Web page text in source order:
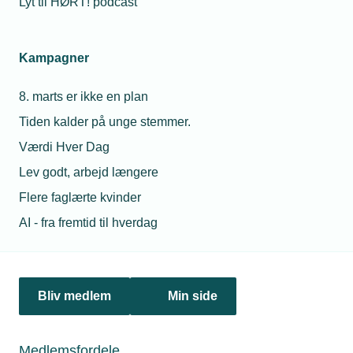
Kampagner
8. marts er ikke en plan
Tiden kalder på unge stemmer.
Værdi Hver Dag
Lev godt, arbejd længere
Flere faglærte kvinder
AI - fra fremtid til hverdag
Bliv medlem Min side
Arbejdstilsynet dispenserer for regler om
videst muligt omfang arbejder hjemmefra frem til 7. januar. I
regler om hjemmearbejde.
08. juni 2023